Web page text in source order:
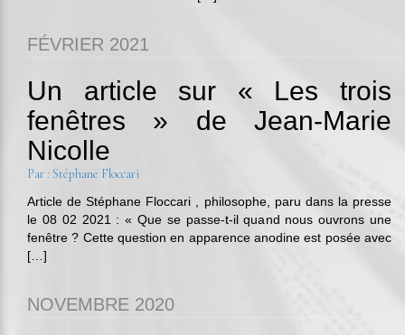
FÉVRIER 2021
Un article sur « Les trois
fenêtres » de Jean-Marie
Nicolle
Par : Stéphane Floccari
Article de Stéphane Floccari , philosophe, paru dans la presse
le 08 02 2021 : « Que se passe-t-il quand nous ouvrons une
fenêtre ? Cette question en apparence anodine est posée avec
[…]
NOVEMBRE 2020